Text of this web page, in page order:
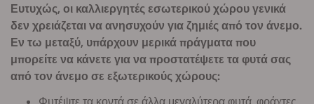
Ευτυχώς, οι καλλιεργητές εσωτερικού χώρου γενικά
δεν χρειάζεται να ανησυχούν για ζημιές από τον άνεμο.
Εν τω μεταξύ, υπάρχουν μερικά πράγματα που
μπορείτε να κάνετε για να προστατέψετε τα φυτά σας
από τον άνεμο σε εξωτερικούς χώρους: